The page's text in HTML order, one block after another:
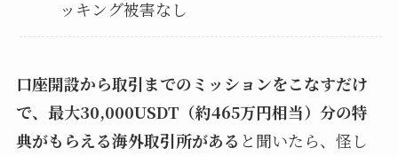
ッキング被害なし
口座開設から取引までのミッションをこなすだけ
で、最大30,000USDT（約465万円相当）分の特
典がもらえる海外取引所がある と聞いたら、怪し